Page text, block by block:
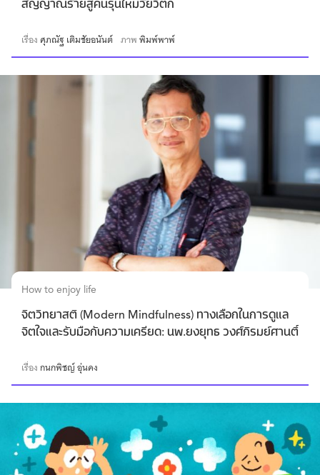
สัญญาณร้ายสู่คนรุ่นใหม่วัยวิตก
เรื่อง ศุภณัฐ เติมชัยอนันต์ ภาพพิมพ์พาพ์
How to enjoy life
จิตวิทยาสติ (Modern Mindfulness) ทางเลือกในการดูแล
จิตใจและรับมือกับความเครียด: นพ.ยงยุทธ วงศ์ภิรมย์ศานติ์
เรื่องกนกพิชญ์ อุ่นคง